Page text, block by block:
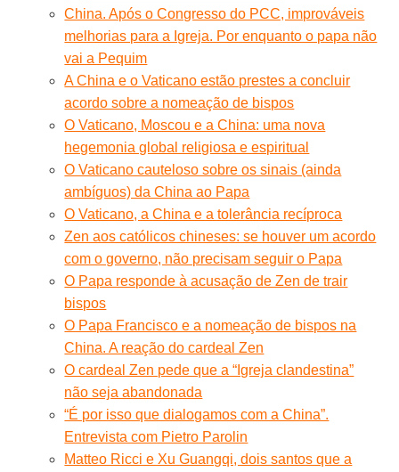
China. Após o Congresso do PCC, improváveis
melhorias para a Igreja. Por enquanto o papa não
vai a Pequim
A China e o Vaticano estão prestes a concluir
acordo sobre a nomeação de bispos
O Vaticano, Moscou e a China: uma nova
hegemonia global religiosa e espiritual
O Vaticano cauteloso sobre os sinais (ainda
ambíguos) da China ao Papa
O Vaticano, a China e a tolerância recíproca
Zen aos católicos chineses: se houver um acordo
com o governo, não precisam seguir o Papa
O Papa responde à acusação de Zen de trair
bispos
O Papa Francisco e a nomeação de bispos na
China. A reação do cardeal Zen
O cardeal Zen pede que a “Igreja clandestina”
não seja abandonada
“É por isso que dialogamos com a China”.
Entrevista com Pietro Parolin
Matteo Ricci e Xu Guangqi, dois santos que a